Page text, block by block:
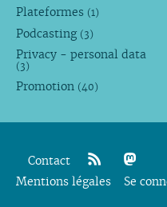
Plateformes (1)
Podcasting (3)
Privacy - personal data
(3)
Promotion (40)
Contact
rss mastodon
Mentions légales Se